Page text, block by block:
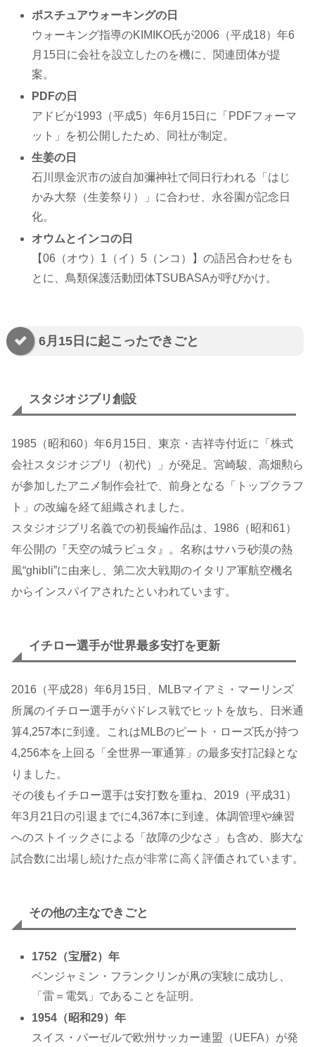
ポスチュアウォーキングの日
ウォーキング指導のKIMIKO氏が2006（平成18）年6
月15日に会社を設立したのを機に、関連団体が提
案。
PDFの日
アドビが1993（平成5）年6月15日に「PDFフォーマ
ット」を初公開したため、同社が制定。
生姜の日
石川県金沢市の波自加彌神社で同日行われる「はじ
かみ大祭（生姜祭り）」に合わせ、永谷園が記念日
化。
オウムとインコの日
【06（オウ）1（イ）5（ンコ）】の語呂合わせをも
とに、鳥類保護活動団体TSUBASAが呼びかけ。
6月15日に起こったできごと
スタジオジブリ創設
1985（昭和60）年6月15日、東京・吉祥寺付近に「株式
会社スタジオジブリ（初代）」が発足。宮崎駿、高畑勲ら
が参加したアニメ制作会社で、前身となる「トップクラフ
ト」の改編を経て組織されました。
スタジオジブリ名義での初長編作品は、1986（昭和61）
年公開の『天空の城ラピュタ』。名称はサハラ砂漠の熱
風“ghibli”に由来し、第二次大戦期のイタリア軍航空機名
からインスパイアされたといわれています。
イチロー選手が世界最多安打を更新
2016（平成28）年6月15日、MLBマイアミ・マーリンズ
所属のイチロー選手がパドレス戦でヒットを放ち、日米通
算4,257本に到達。これはMLBのピート・ローズ氏が持つ
4,256本を上回る「全世界一軍通算」の最多安打記録とな
りました。
その後もイチロー選手は安打数を重ね、2019（平成31）
年3月21日の引退までに4,367本に到達。体調管理や練習
へのストイックさによる「故障の少なさ」も含め、膨大な
試合数に出場し続けた点が非常に高く評価されています。
その他の主なできごと
1752（宝暦2）年
ベンジャミン・フランクリンが凧の実験に成功し、
「雷＝電気」であることを証明。
1954（昭和29）年
スイス・バーゼルで欧州サッカー連盟（UEFA）が発